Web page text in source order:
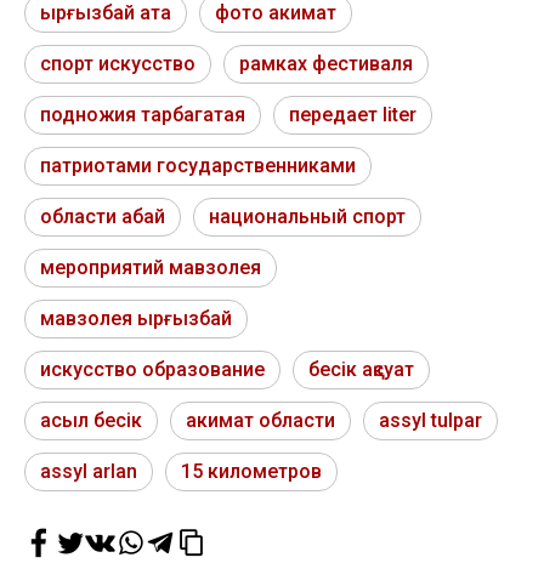
ырғызбай ата фото акимат
спорт искусство рамках фестиваля
подножия тарбагатая передает liter
патриотами государственниками
области абай национальный спорт
мероприятий мавзолея
мавзолея ырғызбай
искусство образование бесік ақсуат
асыл бесік акимат области assyl tulpar
assyl arlan 15 километров